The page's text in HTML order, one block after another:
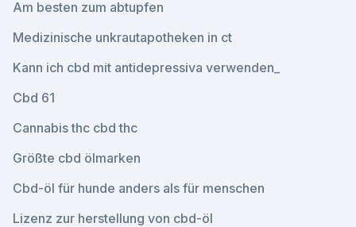
Am besten zum abtupfen
Medizinische unkrautapotheken in ct
Kann ich cbd mit antidepressiva verwenden_
Cbd 61
Cannabis thc cbd thc
Größte cbd ölmarken
Cbd-öl für hunde anders als für menschen
Lizenz zur herstellung von cbd-öl